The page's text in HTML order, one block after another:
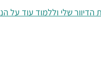
שלי וללמוד עוד על